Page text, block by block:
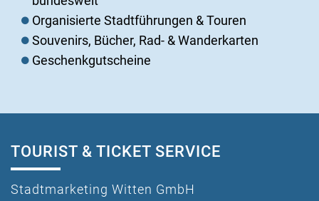
Organisierte Stadtführungen & Touren
Souvenirs, Bücher, Rad- & Wanderkarten
Geschenkgutscheine
TOURIST & TICKET SERVICE
Stadtmarketing Witten GmbH